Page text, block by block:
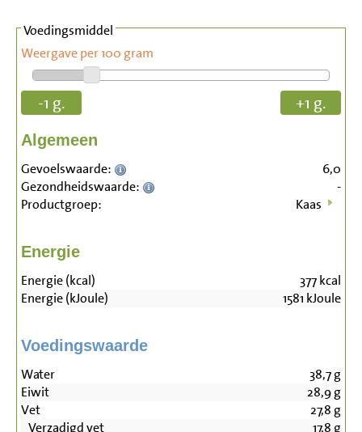
Voedingsmiddel
Weergave per 100 gram
-1 g. +1 g.
Algemeen
Gevoelswaarde:
6,0
Gezondheidswaarde:
-
Productgroep:
Kaas
Energie
Energie (kcal) 377kcal
Energie (kJoule)
1581 kJoule
Voedingswaarde
Water 38,7g
Eiwit
28,9g
Vet
27,8 g
Verzadigd vet
17,8 g